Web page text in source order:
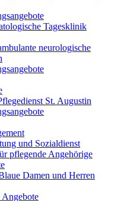
Tagesklinik
neurologische
St. Augustin
und Sozialdienst
pflegende Angehörige
Damen und Herren
Angebote